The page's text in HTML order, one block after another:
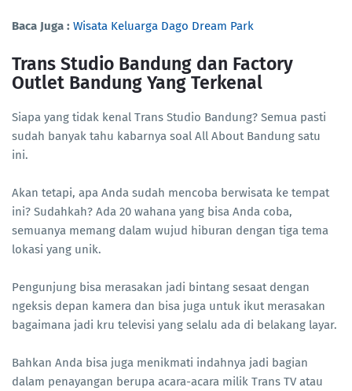
Baca Juga : Wisata Keluarga Dago Dream Park
Trans Studio Bandung dan Factory
Outlet Bandung Yang Terkenal
Siapa yang tidak kenal Trans Studio Bandung? Semua pasti
sudah banyak tahu kabarnya soal All About Bandung satu
ini.
Akan tetapi, apa Anda sudah mencoba berwisata ke tempat
ini? Sudahkah? Ada 20 wahana yang bisa Anda coba,
semuanya memang dalam wujud hiburan dengan tiga tema
lokasi yang unik.
Pengunjung bisa merasakan jadi bintang sesaat dengan
ngeksis depan kamera dan bisa juga untuk ikut merasakan
bagaimana jadi kru televisi yang selalu ada di belakang layar.
Bahkan Anda bisa juga menikmati indahnya jadi bagian
dalam penayangan berupa acara-acara milik Trans TV atau